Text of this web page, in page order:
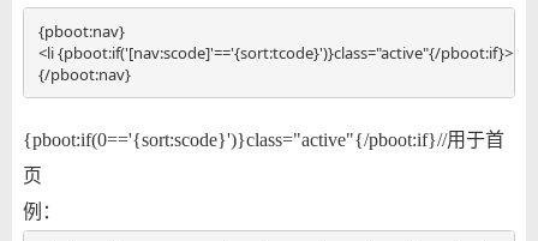
{pboot:nav}
<li {pboot:if('[nav:scode]'=='{sort:tcode}')}class="active"{/pboot:if}><a
{/pboot:nav}
{pboot:if(0=='{sort:scode}')}class="active"{/pboot:if}//用于首
页
例：